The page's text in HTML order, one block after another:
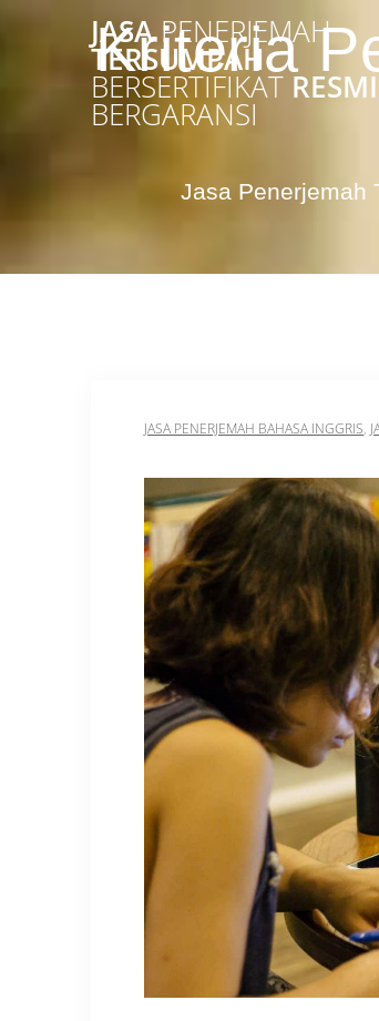
JASAPENERJEMAH
TERSUMPAH
BERSERTIFIKAT RESMI
BERGARANSI
Kriteria
Jasa Penerjemah
JASA PENERJEMAH BAHASA INGGRIS,